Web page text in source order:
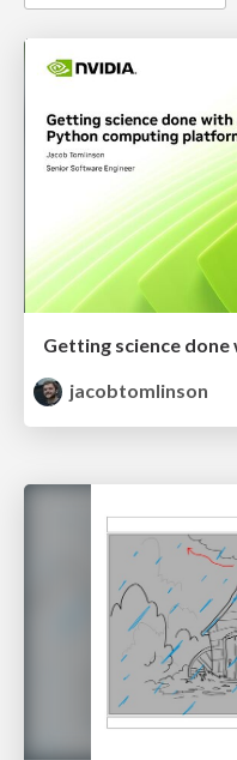
jacobtomlinson